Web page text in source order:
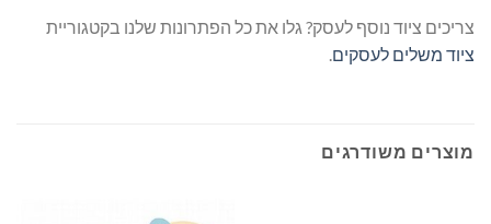
צריכים ציוד נוסף לעסק? גלו את כל הפתרונות שלנו בקטגוריית
ציוד משלים לעסקים.
מוצרים משודרגים